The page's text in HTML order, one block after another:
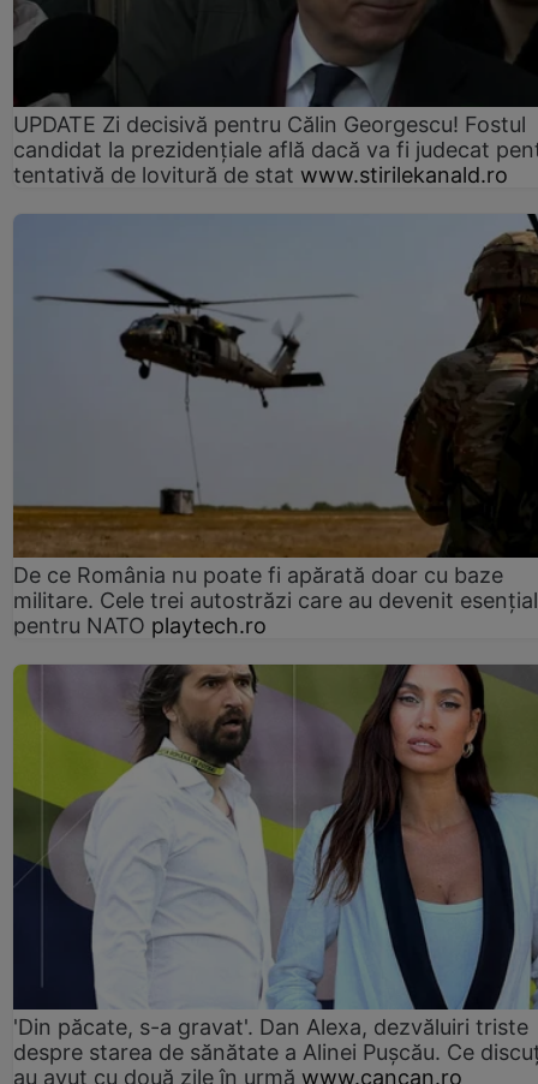
UPDATE Zi decisivă pentru Călin Georgescu! Fostul
candidat la prezidențiale află dacă va fi judecat
tentativă de lovitură de stat www.stirilekanald.ro
De ce România nu poate fi apărată doar cu baze
militare. Cele trei autostrăzi care au devenit
pentru NATO playtech.ro
'Din păcate, s-a gravat'. Dan Alexa, dezvăluiri triste
despre starea de sănătate a Alinei Pușcău. Ce
au avut cu două zile în urmă www.cancan.ro